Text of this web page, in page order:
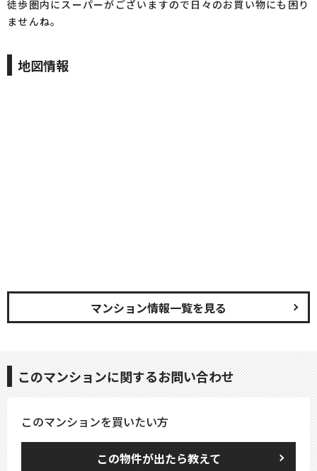
徒歩圏内にスーパーがございますので日々のお買い物にも困り
ませんね。
地図情報
マンション情報一覧を見る
このマンションに関するお問い合わせ
このマンションを買いたい方
この物件が出たら教えて